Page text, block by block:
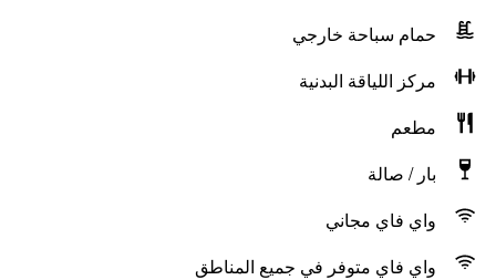
حمام سباحة خارجي
مركز اللياقة البدنية
مطعم
بار / صالة
واي فاي مجاني
واي فاي متوفر في جميع المناطق